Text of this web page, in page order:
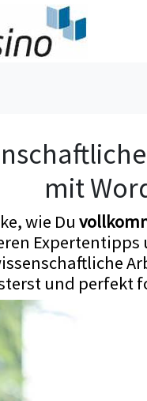
mit
wie Du
Expertentipps
und perfekt